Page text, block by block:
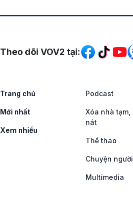
Mạng xã hội
Theo dõi VOV2 tại:
Trang chủ
Mới nhất
Xem nhiều
Podcast
Xóa nhà tạm,
nát
Thể thao
Chuyện
Multimedia